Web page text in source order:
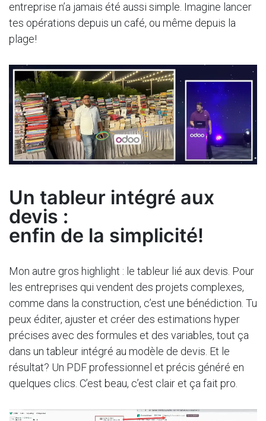
entreprise n’a jamais été aussi simple. Imagine lancer
tes opérations depuis un café, ou même depuis la
plage!
Un tableur intégré aux
devis :
enfin de la simplicité!
Mon autre gros highlight : le tableur lié aux devis. Pour
les entreprises qui vendent des projets complexes,
comme dans la construction, c’est une bénédiction. Tu
peux éditer, ajuster et créer des estimations hyper
précises avec des formules et des variables, tout ça
dans un tableur intégré au modèle de devis. Et le
résultat? Un PDF professionnel et précis généré en
quelques clics. C’est beau, c’est clair et ça fait pro.